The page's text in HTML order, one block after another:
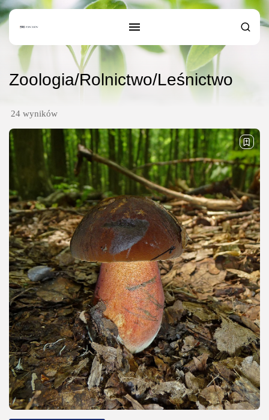
NAJNOWSZE
Dom i Ogród
Jak urządzić nowoczesną strefę BBQ
w...
OPUBLIKOWAŁ:
REDAKCJA
4 SIERPNIA, 2026
Ciekawostki
Lattafa Asad – gdzie kupić?
OPUBLIKOWAŁ:
REDAKCJA
3 SIERPNIA, 2026
Gastronomia
Obiady w łódzkim biurowcu: co
wybrać,...
OPUBLIKOWAŁ: REDAKCJA 27 LIPCA, 2026
POPULARNE KATEGORIE
Dom i Ogród
212 Artykułów
Budownictwo/Nieruchomości
83 Artykułów
Zoologia/Rolnictwo/Leśnictwo
24 wyników